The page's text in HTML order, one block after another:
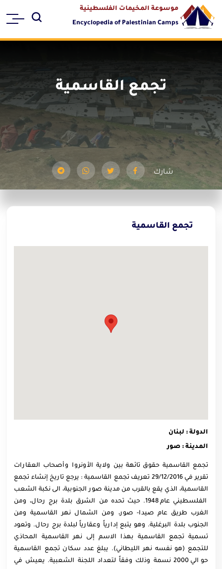
موسوعة المخيمات الفلسطينية
Encyclopedia of Palestinian Camps
تجمع القاسمية
شارك
تجمع القاسمية
الدولة : لبنان
المدينة : صور
تجمع القاسمية حقوق تائهة بين ولاية الأونروا وأصحاب العقارات
تقرير في 29/12/2016 تعريف تجمع القاسمية : يرجع تاريخ إنشاء تجمع
القاسمية، الذي يقع بالقرب من مدينة صور الجنوبية، الى نكبة الشعب
الفلسطيني عام 1948. حيث تحده من الشرق بلدة برج رحال، ومن
الغرب طريق عام صيدا- صور، ومن الشمال نهر القاسمية ومن
الجنوب بلدة البرغلية. وهو يتبع إدارياً وعقارياً لبلدة برج رحال. وتعود
تسمية تجمع القاسمية بهذا الاسم إلى نهر القاسمية المحاذي
للتجمع (هو نفسه نهر الليطاني). يبلغ عدد سكان تجمع القاسمية
حوالي 2000 نسمة وذلك وفقاً لتعداد اللجنة الشعبية. يعيش في